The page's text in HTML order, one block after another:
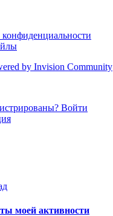
by Invision Community
Войти
моей активности